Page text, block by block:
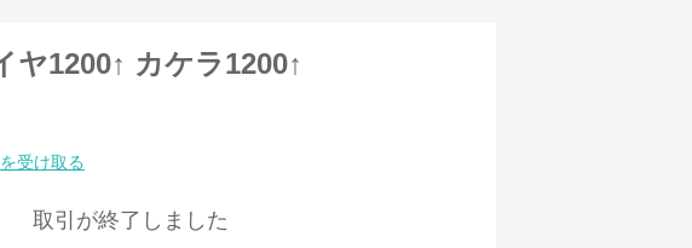
ヤ1200↑ カケラ1200↑
受け取る
取引が終了しました